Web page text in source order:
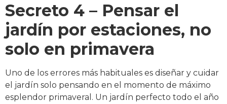
Secreto 4 – Pensar el
jardín por estaciones, no
solo en primavera
Uno de los errores más habituales es diseñar y cuidar
el jardín solo pensando en el momento de máximo
esplendor primaveral. Un jardín perfecto todo el año